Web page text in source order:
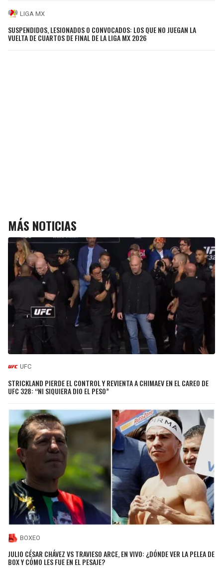
LIGA MX
SUSPENDIDOS, LESIONADOS O CONVOCADOS: LOS QUE NO JUEGAN LA
VUELTA DE CUARTOS DE FINAL DE LA LIGA MX 2026
MÁS NOTICIAS
UFC
STRICKLAND PIERDE EL CONTROL Y REVIENTA A CHIMAEV EN EL CAREO DE
UFC 328: “NI SIQUIERA DIO EL PESO”
BOXEO
JULIO CÉSAR CHÁVEZ VS TRAVIESO ARCE, EN VIVO: ¿DÓNDE VER LA PELEA DE
BOX Y CÓMO LES FUE EN EL PESAJE?